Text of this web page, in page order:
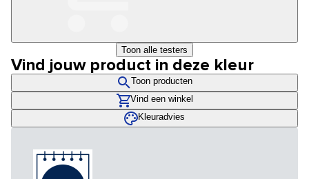
Toon alle testers
Vind jouw product in deze kleur
Toon producten
Vind een winkel
Kleuradvies